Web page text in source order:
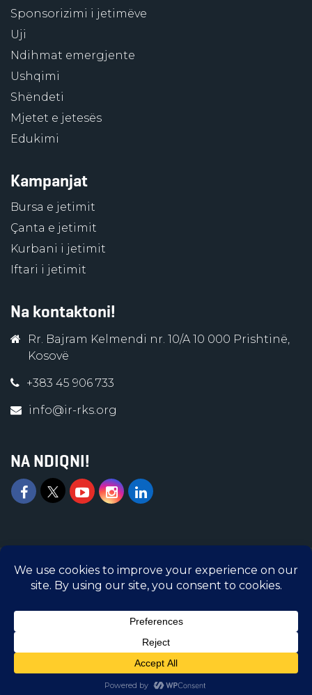
Sponsorizimi i jetimëve
Uji
Ndihmat emergjente
Ushqimi
Shëndeti
Mjetet e jetesës
Edukimi
Kampanjat
Bursa e jetimit
Çanta e jetimit
Kurbani i jetimit
Iftari i jetimit
Na kontaktoni!
Rr. Bajram Kelmendi nr. 10/A 10 000 Prishtinë,
Kosovë
+383 45 906 733
info@ir-rks.org
NA NDIQNI!
Islamic Relief © 2026 | Të gjitha të drejtat e
rezervuara | Islamic Relief Kosova është
Organizatë e regjistruar në Ministrinë e
Administratës Publike me numër regjistrimi
5300005-3
DHURONI SHPEJT